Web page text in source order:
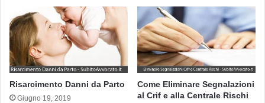
Risarcimento Danni da Parto
Giugno 19, 2019
Come Eliminare Segnalazioni
al Crif e alla Centrale Rischi